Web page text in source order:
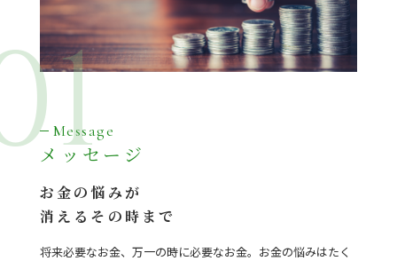
Message
メッセージ
お金の悩みが
消えるその時まで
将来必要なお金、万一の時に必要なお金。お金の悩みはたく